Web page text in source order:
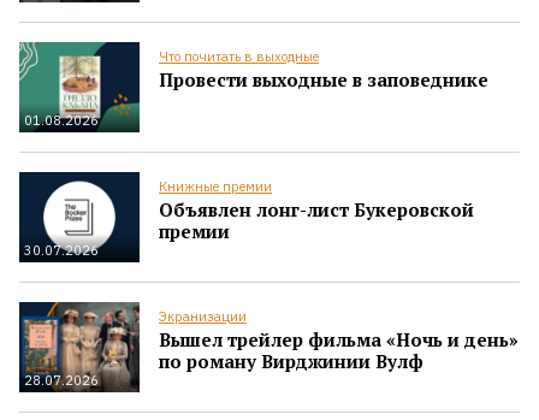
01.08.2026
Что почитать в выходные
Провести выходные в заповеднике
30.07.2026
Книжные премии
Объявлен лонг-лист Букеровской
премии
28.07.2026
Экранизации
Вышел трейлер фильма «Ночь и день»
по роману Вирджинии Вулф